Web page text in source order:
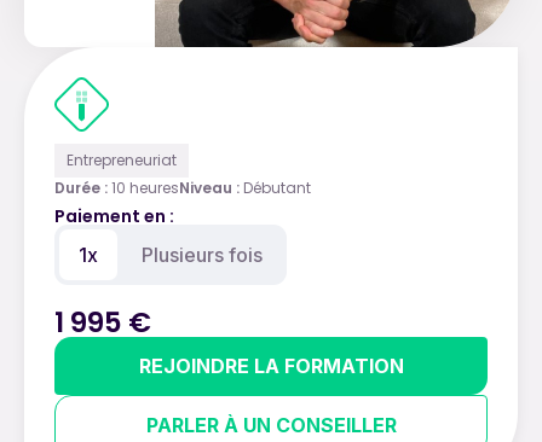
Entrepreneuriat
Durée :10 heuresNiveau : Débutant
Paiement en :
1x
Plusieurs fois
1 995 €
REJOINDRE LA FORMATION
PARLER À UN CONSEILLER